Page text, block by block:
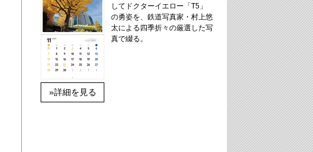
»詳細を見る
してドクターイエロー「T5」
の勇姿を、鉄道写真家・村上悠
太による四季折々の厳選した写
真で綴る。